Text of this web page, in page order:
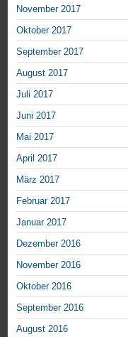
November 2017
Oktober 2017
September 2017
August 2017
Juli 2017
Juni 2017
Mai 2017
April 2017
März 2017
Februar 2017
Januar 2017
Dezember 2016
November 2016
Oktober 2016
September 2016
August 2016